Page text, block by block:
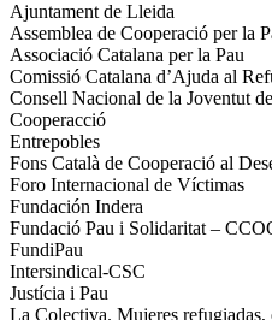
Ajuntament de Lleida
Assemblea de Cooperació per la
Associació Catalana per la Pau
Comissió Catalana d’Ajuda al
Consell Nacional de la Joventut
Cooperacció
Entrepobles
Fons Català de Cooperació al
Foro Internacional de Víctimas
Fundación Indera
Fundació Pau i Solidaritat –
FundiPau
Intersindical-CSC
Justícia i Pau
La Colectiva. Mujeres